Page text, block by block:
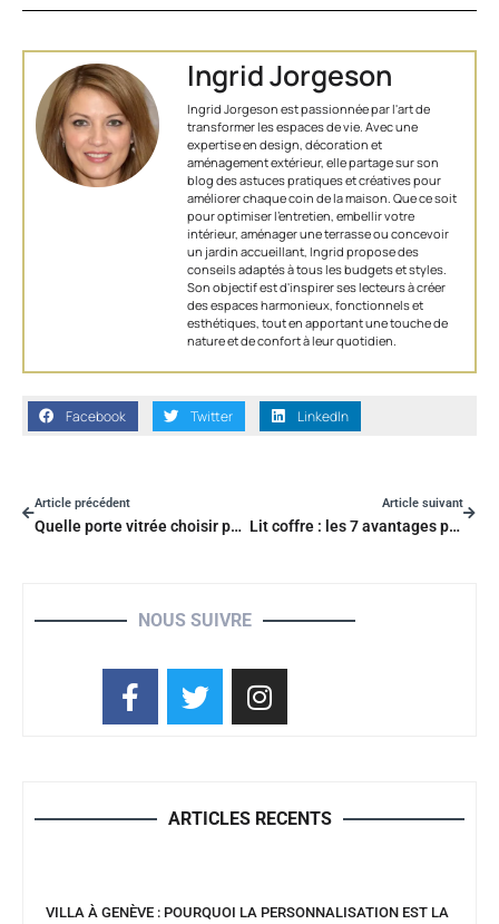
Ingrid Jorgeson
Ingrid Jorgeson est passionnée par l'art de
transformer les espaces de vie. Avec une
expertise en design, décoration et
aménagement extérieur, elle partage sur son
blog des astuces pratiques et créatives pour
améliorer chaque coin de la maison. Que ce soit
pour optimiser l’entretien, embellir votre
intérieur, aménager une terrasse ou concevoir
un jardin accueillant, Ingrid propose des
conseils adaptés à tous les budgets et styles.
Son objectif est d'inspirer ses lecteurs à créer
des espaces harmonieux, fonctionnels et
esthétiques, tout en apportant une touche de
nature et de confort à leur quotidien.
Facebook Twitter LinkedIn
Article précédent
Quelle porte vitrée choisir pour votre maison ?
Article suivant
Lit coffre : les 7 avantages pour optimiser l’espace de la chambre
NOUS SUIVRE
ARTICLES RECENTS
VILLA À GENÈVE : POURQUOI LA PERSONNALISATION EST LA